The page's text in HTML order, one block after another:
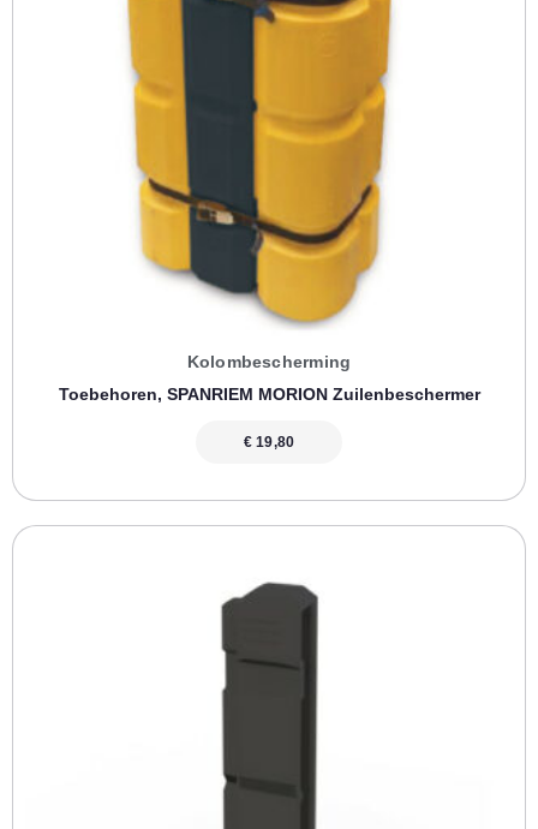
Kolombescherming
Toebehoren, SPANRIEM MORION Zuilenbeschermer
€19,80